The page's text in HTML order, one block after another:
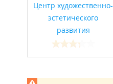
Центр художественно-
эстетического
развития